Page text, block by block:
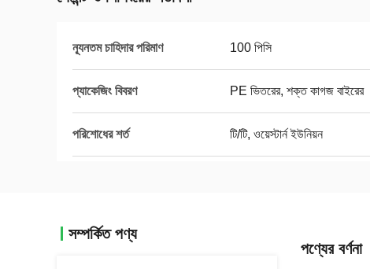
ন্যূনতম চাহিদার পরিমাণ 100 পিসি
প্যাকেজিং বিবরণ PE ভিতরের, শক্ত কাগজ বাইরের
পরিশোধের শর্ত টি/টি, ওয়েস্টার্ন ইউনিয়ন
সম্পর্কিত পণ্য
পণ্যের বর্ণনা